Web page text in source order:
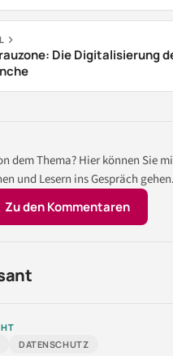
Die Digitalisierung
dem Thema? Hier können Sie
und Lesern ins Gespräch gehen.
Zu den Kommentaren
DATENSCHUTZ